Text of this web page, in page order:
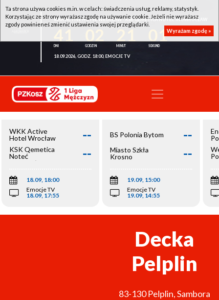
WKK ACTIVE HOTEL WROCŁAW - KSK QEMETICA NOTEĆ INOWROCŁAW
01
18.09.2026, GODZ. 18:00, EMOCJE TV
WKK Active
Hotel Wrocław
--
KSK Qemetica
Noteć
Inowrocław
--
18.09, 18:00
Emocje TV
18.09, 17:55
BS Polonia Bytom --
Miasto Szkła
Krosno
--
19.09, 15:00
Emocje TV
19.09, 14:55
Decka
Pelplin
83-130 Pelplin,Sambora
Ta strona używa cookies m.in. w celach: świadczenia usług, reklamy, statystyk.
Korzystając ze strony wyrażasz zgodę na używanie cookie. Jeżeli nie wyrażasz
zgody powinieneś zmienić ustawienia swojej przeglądarki.
Wyrażam zgodę »